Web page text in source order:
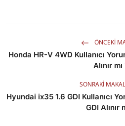
ÖNCEKI
Honda HR-V 4WD Kullanıcı
Alınır mı
SONRAKI
Hyundai ix35 1.6 GDI Kullanıcı
GDI Alınır